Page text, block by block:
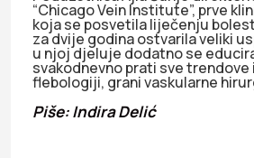
“Chicago Vein Institute”, prve
koja se posvetila liječenju
za dvije godina ostvarila veliki
u njoj djeluje dodatno se
svakodnevno prati sve trendove
flebologiji, grani vaskularne
Piše: Indira Delić